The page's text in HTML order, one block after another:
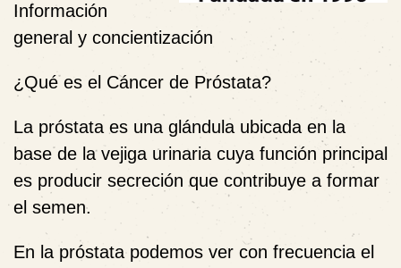
Información
general y concientización
¿Qué es el Cáncer de Próstata?
La próstata es una glándula ubicada en la
base de la vejiga urinaria cuya función principal
es producir secreción que contribuye a formar
el semen.
En la próstata podemos ver con frecuencia el